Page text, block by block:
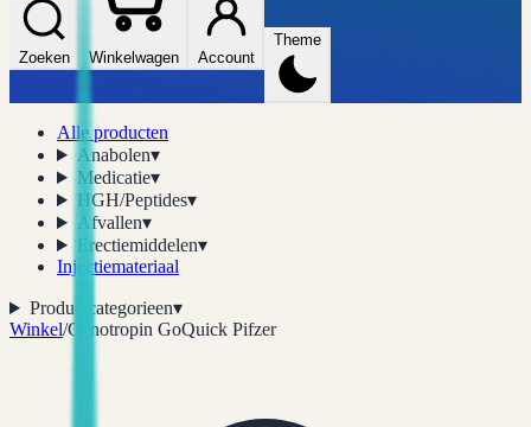
Zoeken Winkelwagen Account
Theme
Alle producten
Anabolen▾
Medicatie▾
HGH/Peptides▾
Afvallen▾
Erectiemiddelen▾
Injectiemateriaal
Productcategorieen▾
Winkel/Genotropin GoQuick Pifzer